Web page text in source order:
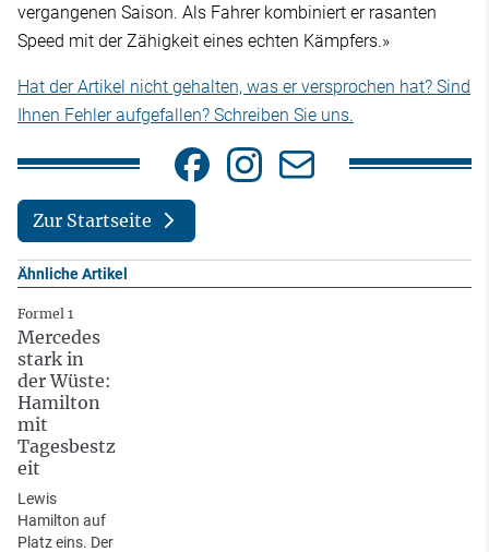
vergangenen Saison. Als Fahrer kombiniert er rasanten
Speed mit der Zähigkeit eines echten Kämpfers.»
Hat der Artikel nicht gehalten, was er versprochen hat? Sind
Ihnen Fehler aufgefallen? Schreiben Sie uns.
Zur Startseite
Ähnliche Artikel
Formel 1
Mercedes
stark in
der Wüste:
Hamilton
mit
Tagesbestz
eit
Lewis
Hamilton auf
Platz eins. Der